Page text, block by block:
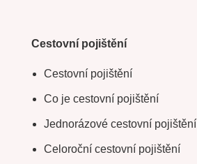
Cestovní pojištění
Cestovní pojištění
Co je cestovní pojištění
Jednorázové cestovní pojištění
Celoroční cestovní pojištění